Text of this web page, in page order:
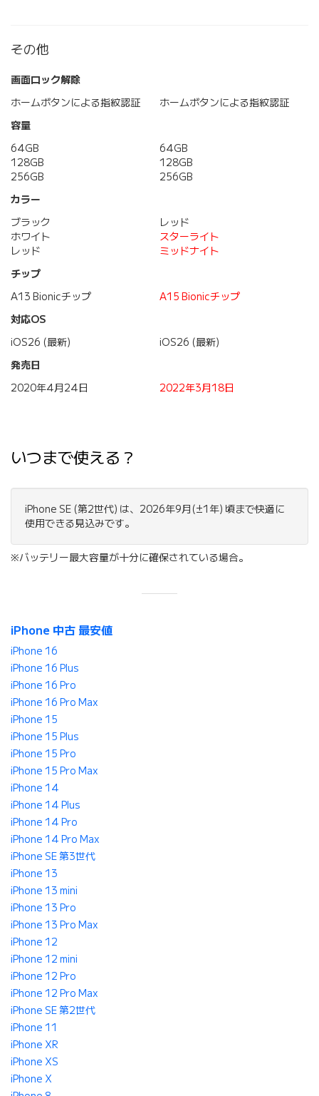
その他
画面ロック解除
ホームボタンによる指紋認証
ホームボタンによる指紋認証
容量
64GB
128GB
256GB
64GB
128GB
256GB
カラー
ブラック
ホワイト
レッド
レッド
スターライト
ミッドナイト
チップ
A13 Bionicチップ
A15 Bionicチップ
対応OS
iOS26 (最新)
iOS26 (最新)
発売日
2020年4月24日
2022年3月18日
いつまで使える？
iPhone SE (第2世代) は、2026年9月(±1年) 頃まで快適に
使用できる見込みです。
※バッテリー最大容量が十分に確保されている場合。
iPhone 中古 最安値
iPhone 16
iPhone 16 Plus
iPhone 16 Pro
iPhone 16 Pro Max
iPhone 15
iPhone 15 Plus
iPhone 15 Pro
iPhone 15 Pro Max
iPhone 14
iPhone 14 Plus
iPhone 14 Pro
iPhone 14 Pro Max
iPhone SE 第3世代
iPhone 13
iPhone 13 mini
iPhone 13 Pro
iPhone 13 Pro Max
iPhone 12
iPhone 12 mini
iPhone 12 Pro
iPhone 12 Pro Max
iPhone SE 第2世代
iPhone 11
iPhone XR
iPhone XS
iPhone X